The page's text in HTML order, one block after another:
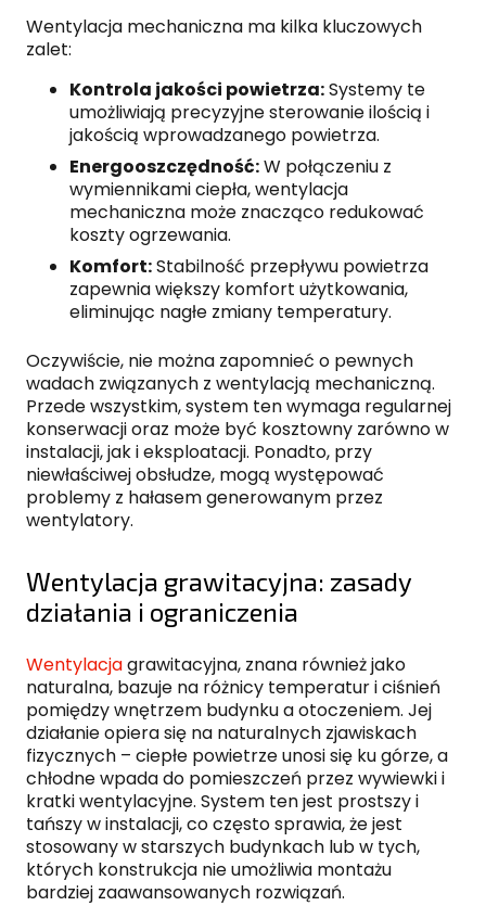
Wentylacja mechaniczna ma kilka kluczowych
zalet:
Kontrola jakości powietrza:Systemy te
umożliwiają precyzyjne sterowanie ilością i
jakością wprowadzanego powietrza.
Energooszczędność:W połączeniu z
wymiennikami ciepła, wentylacja
mechaniczna może znacząco redukować
koszty ogrzewania.
Komfort:Stabilność przepływu powietrza
zapewnia większy komfort użytkowania,
eliminując nagłe zmiany temperatury.
Oczywiście, nie można zapomnieć o pewnych
wadach związanych z wentylacją mechaniczną.
Przede wszystkim, system ten wymaga regularnej
konserwacji oraz może być kosztowny zarówno w
instalacji, jak i eksploatacji. Ponadto, przy
niewłaściwej obsłudze, mogą występować
problemy z hałasem generowanym przez
wentylatory.
Wentylacja grawitacyjna: zasady
działania i ograniczenia
Wentylacjagrawitacyjna, znana również jako
naturalna, bazuje na różnicy temperatur i ciśnień
pomiędzy wnętrzem budynku a otoczeniem. Jej
działanie opiera się na naturalnych zjawiskach
fizycznych – ciepłe powietrze unosi się ku górze, a
chłodne wpada do pomieszczeń przez wywiewki i
kratki wentylacyjne. System ten jest prostszy i
tańszy w instalacji, co często sprawia, że jest
stosowany w starszych budynkach lub w tych,
których konstrukcja nie umożliwia montażu
bardziej zaawansowanych rozwiązań.